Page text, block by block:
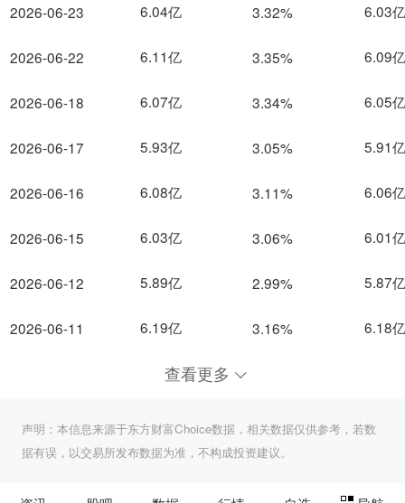
2026-06-23
2026-06-22
2026-06-18
2026-06-17
2026-06-16
2026-06-15
2026-06-12
2026-06-11
6.04亿 3.32% 6.03亿
6.11亿 3.35% 6.09亿
6.07亿 3.34% 6.05亿
5.93亿 3.05% 5.91亿
6.08亿 3.11% 6.06亿
6.03亿 3.06% 6.01亿
5.89亿 2.99% 5.87亿
6.19亿 3.16% 6.18亿
查看更多
声明：本信息来源于东方财富Choice数据，相关数据仅供参考，若数
据有误，以交易所发布数据为准，不构成投资建议。